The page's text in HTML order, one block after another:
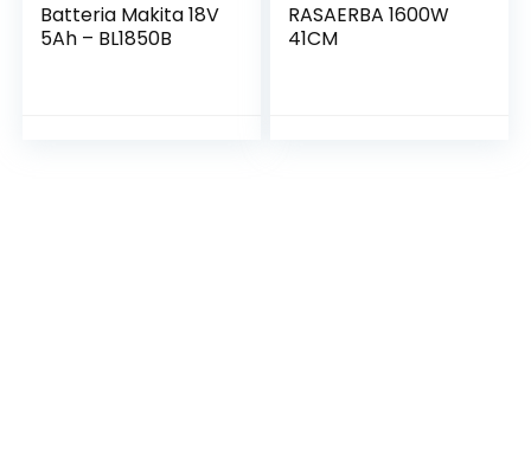
Batteria Makita 18V
5Ah – BL1850B
RASAERBA 1600W
41CM